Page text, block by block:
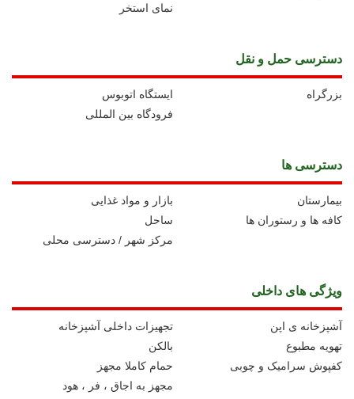
نمای استخر
دسترسی حمل و نقل
ايستگاه اتوبوس
بزرگراه
فرودگاه بین المللی
دسترسی ها
بازار و مواد غذایی
بیمارستان
ساحل
کافه ها و رستوران ها
مرکز شهر / دسترسی محلی
ویژگی های داخلی
تجهیزات داخلی آشپزخانه
آشپزخانه ی اپن
بالکن
تهویه مطبوع
حمام کاملا مجهز
کفپوش سرامیک و چوبی
مجهز به اجاق ، فر ، هود